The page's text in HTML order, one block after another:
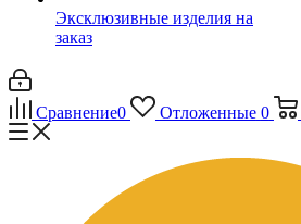
Эксклюзивные изделия на
заказ
Сравнение0 Отложенные 0